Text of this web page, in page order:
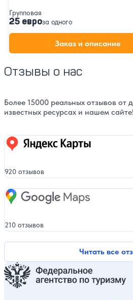
Групповая
25 евроза одного
Заказ и описание
Отзывы о нас
Более 15000 реальных отзывов от
известных ресурсах и нашем сайте!
Читать все
Яндекс карты
920 отзывов
Google Maps
210 отзывов